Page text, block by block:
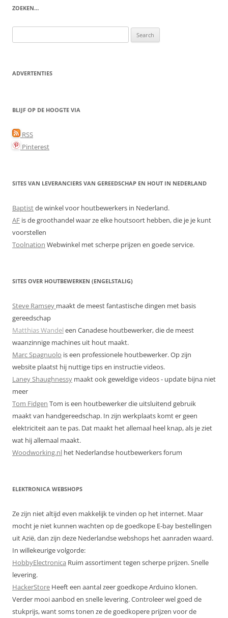
ZOEKEN…
for:
ADVERTENTIES
BLIJF OP DE HOOGTE VIA
RSS
Pinterest
SITES VAN LEVERANCIERS VAN GEREEDSCHAP EN HOUT IN NEDERLAND
Baptistde winkel voor houtbewerkers in Nederland.
AF is de groothandel waar ze elke houtsoort hebben, die je je kunt
voorstellen
Toolnation Webwinkel met scherpe prijzen en goede service.
SITES OVER HOUTBEWERKEN (ENGELSTALIG)
Steve Ramsey maakt de meest fantastische dingen met basis
gereedschap
Matthias Wandel een Canadese houtbewerker, die de meest
waanzinnige machines uit hout maakt.
Marc Spagnuolo is een professionele houtbewerker. Op zijn
website plaatst hij nuttige tips en instructie videos.
Laney Shaughnessy maakt ook geweldige videos - update bijna niet
meer
Tom Fidgen Tom is een houtbewerker die uitsluitend gebruik
maakt van handgereedschap. In zijn werkplaats komt er geen
elektriciteit aan te pas. Dat maakt het allemaal heel knap, als je ziet
wat hij allemaal maakt.
Woodworking.nl het Nederlandse houtbewerkers forum
ELEKTRONICA WEBSHOPS
Ze zijn niet altijd even makkelijk te vinden op het internet. Maar
mocht je niet kunnen wachten op de goedkope E-bay bestellingen
uit Azië, dan zijn deze Nederlandse webshops het aanraden waard.
In willekeurige volgorde:
HobbyElectronica Ruim assortiment tegen scherpe prijzen. Snelle
levering.
HackerStore Heeft een aantal zeer goedkope Arduino klonen.
Verder mooi aanbod en snelle levering. Controleer wel goed de
stukprijs, want soms tonen ze de goedkopere prijzen voor de